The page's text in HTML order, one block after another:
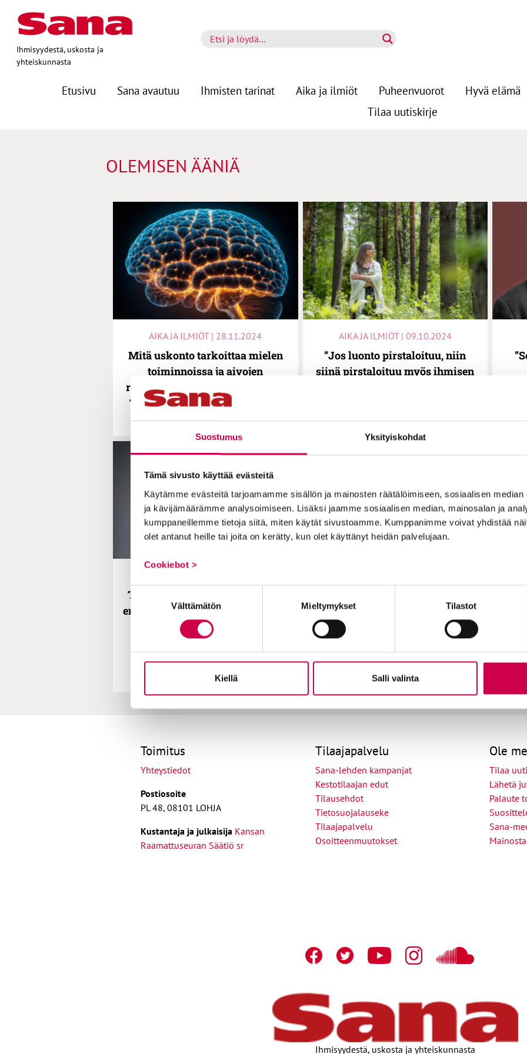
Suostumus Yksityiskohdat
Tämä sivusto käyttää evästeitä
Käytämme evästeitä tarjoamamme sisällön ja mainosten räätälöimiseen, sosiaalisen
ja kävijämäärämme analysoimiseen. Lisäksi jaamme sosiaalisen median, mainosalan ja
kumppaneillemme tietoja siitä, miten käytät sivustoamme. Kumppanimme voivat yhdistää
olet antanut heille tai joita on kerätty, kun olet käyttänyt heidän palvelujaan.
Cookiebot >
Suostumuksen
Välttämätön Mieltymykset Tilastot
Kiellä Salli valinta
Ihmisyydestä, uskosta ja
yhteiskunnasta
Etusivu Sana avautuu Ihmisten tarinat Aika ja ilmiöt Puheenvuorot Hyvä elämä
Tilaa uutiskirje
OLEMISEN ÄÄNIÄ
AIKA JA ILMIÖT | 28.11.2024
Mitä uskonto tarkoittaa mielen
toiminnoissa ja aivojen
rakenteissa? Uskontopsykologi
Teemu Pauha vastaa Olemisen
ääniä -podcastissa
AIKA JA ILMIÖT | 09.10.2024
”Jos luonto pirstaloituu, niin
siinä pirstaloituu myös ihmisen
ääniä -podcastissa
Tuomitseva ja tyhmä? Tällaisia
ennakkoluuloja Olemisen ääniä -
podcastissa vieraillut Marjut
Mulari kertoo kohtaavansa
Suojanen Olemisen ääniä -
podcastissa: ”Me olemme myös
toistemme onnellisuuden seppiä”
Toimitus
Yhteystiedot
Postiosoite
PL 48, 08101 LOHJA
Kustantaja ja julkaisija Kansan
Raamattuseuran Säätiö sr
Tilaajapalvelu
Sana-lehden kampanjat
Kestotilaajan edut
Tilausehdot
Tietosuojalauseke
Tilaajapalvelu
Osoitteenmuutokset
Ole
Tilaa
Lähetä
Palaute
Sana-
Ihmisyydestä, uskosta ja yhteiskunnasta